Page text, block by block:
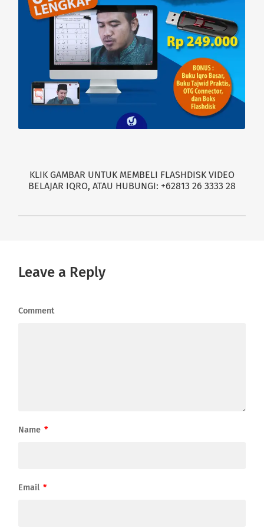
KLIK GAMBAR UNTUK MEMBELI FLASHDISK VIDEO
BELAJAR IQRO, ATAU HUBUNGI: +62813 26 3333 28
Leave a Reply
Comment
Name *
Email *